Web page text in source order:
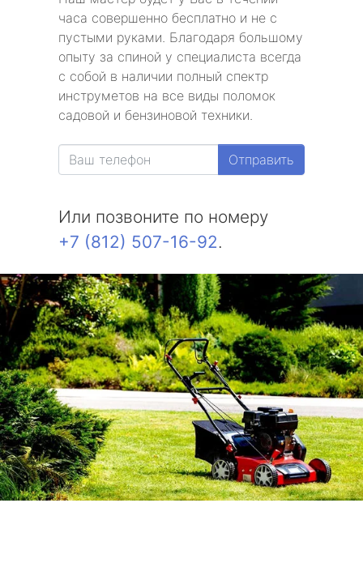
часа совершенно бесплатно и не с
пустыми руками. Благодаря большому
опыту за спиной у специалиста всегда
с собой в наличии полный спектр
инструметов на все виды поломок
садовой и бензиновой техники.
Отправить
Или позвоните по номеру
+7 (812) 507-16-92.